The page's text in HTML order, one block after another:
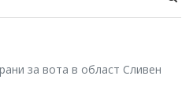
за вота в област Сливен